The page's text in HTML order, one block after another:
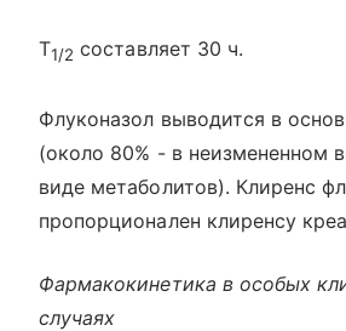
T1/2 составляет 30 ч.
Флуконазол выводится в
(около 80% - в неизмененном
виде метаболитов). Клиренс
пропорционален клиренсу
Фармакокинетика в особых
случаях